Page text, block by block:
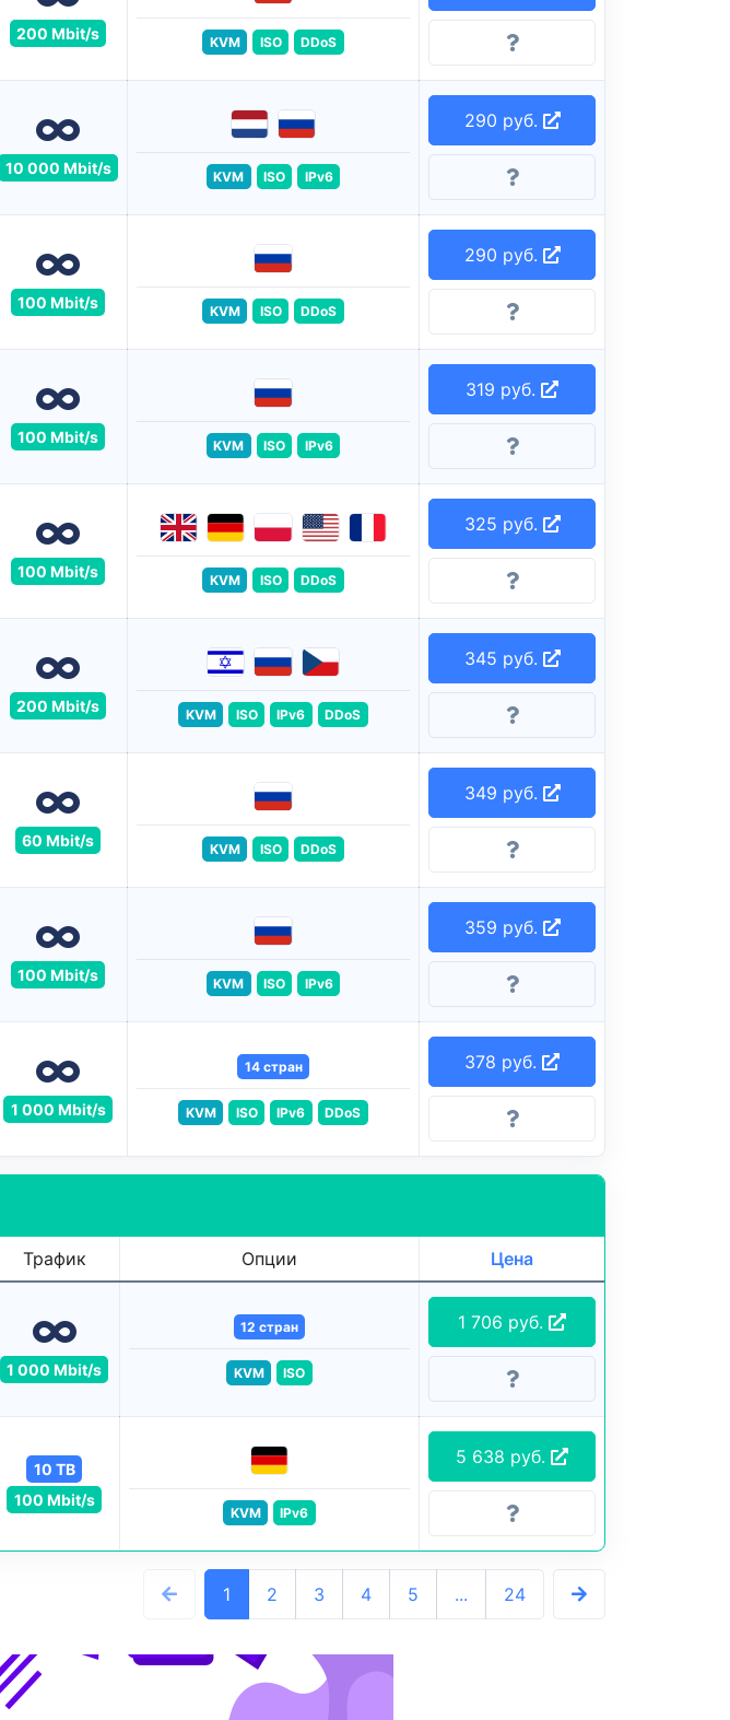
200 Mbit/s
KVM ISO DDoS
10 000 Mbit/s
KVM ISO IPv6
290 руб.
100 Mbit/s
KVM ISO DDoS
290 руб.
100 Mbit/s
KVM ISO IPv6
319 руб.
100 Mbit/s
KVM ISO DDoS
325 руб.
200 Mbit/s
KVM ISO IPv6 DDoS
345 руб.
60 Mbit/s
KVM ISO DDoS
349 руб.
100 Mbit/s
KVM ISO IPv6
359 руб.
1 000 Mbit/s
14 стран
KVM ISO IPv6 DDoS
378 руб.
Трафик Опции Цена
1 000 Mbit/s
12 стран
KVM ISO
1 706 руб.
10 TB
100 Mbit/s
KVM IPv6
5 638 руб.
1 2 3 4 5 ... 24